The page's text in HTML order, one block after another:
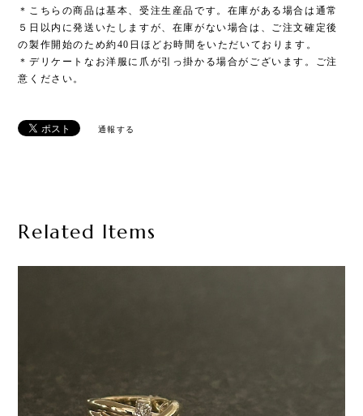
＊こちらの商品は基本、受注生産品です。在庫がある場合は通常
５日以内に発送いたしますが、在庫がない場合は、ご注文確定後
の製作開始のため約40日ほどお時間をいただいております。
＊デリケートなお洋服に爪が引っ掛かる場合がございます。ご注
意ください。
通報する
Related Items